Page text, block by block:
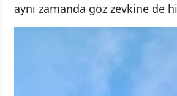
aynı zamanda göz zevkine de